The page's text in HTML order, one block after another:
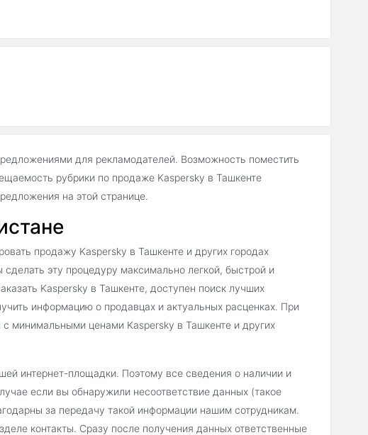
для рекламодателей. Возможность поместить
рубрики по продаже Kaspersky в Ташкенте
на этой странице.
продажу Kaspersky в Ташкенте и других городах
эту процедуру максимально легкой, быстрой и
Kaspersky в Ташкенте, доступен поиск лучших
информацию о продавцах и актуальных расценках. При
минимальными ценами Kaspersky в Ташкенте и других
интернет-площадки. Поэтому все сведения о наличии и
если вы обнаружили несоответствие данных (такое
за передачу такой информации нашим сотрудникам.
контакты. Сразу после получения данных ответственные